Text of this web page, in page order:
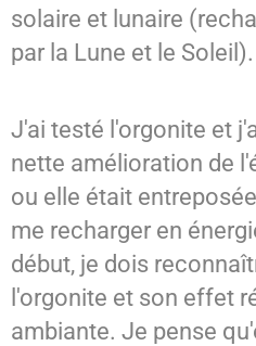
solaire et lunaire
par la Lune et le Soleil).
J'ai testé l'orgonite et
nette amélioration de
ou elle était
me recharger en
début, je dois
l'orgonite et son effet
ambiante. Je pense